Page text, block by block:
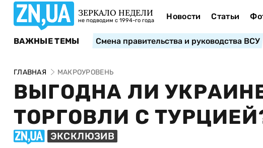
ЗЕРКАЛО НЕДЕЛИ
не подводим с 1994-го года Новости Статьи
ВАЖНЫЕ ТЕМЫ Смена правительства и руководства ВСУ
ГЛАВНАЯ МАКРОУРОВЕНЬ
ВЫГОДНА ЛИ
ТОРГОВЛИ С
ЭКСКЛЮЗИВ